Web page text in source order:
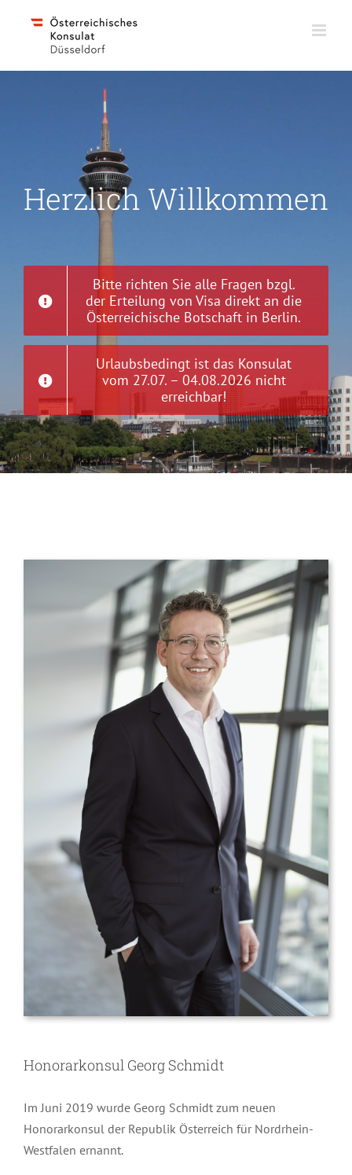
Herzlich Willkommen
Bitte richten Sie alle Fragen bzgl.
der Erteilung von Visa direkt an die
Österreichische Botschaft in Berlin.
Urlaubsbedingt ist das Konsulat
vom 27.07. – 04.08.2026 nicht
erreichbar!
Honorarkonsul Georg Schmidt
Im Juni 2019 wurde Georg Schmidt zum neuen
Honorarkonsul der Republik Österreich für Nordrhein-
Westfalen ernannt.